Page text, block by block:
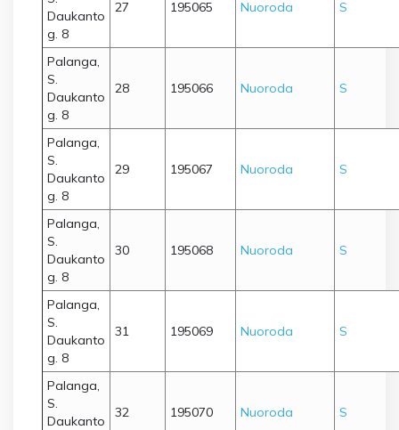
Daukanto
g. 8
27 195065 Nuoroda S
Palanga,
S.
Daukanto
g. 8
28 195066 Nuoroda S
Palanga,
S.
Daukanto
g. 8
29 195067 Nuoroda S
Palanga,
S.
Daukanto
g. 8
30 195068 Nuoroda S
Palanga,
S.
Daukanto
g. 8
31 195069 Nuoroda S
Palanga,
S.
Daukanto
32 195070 Nuoroda S